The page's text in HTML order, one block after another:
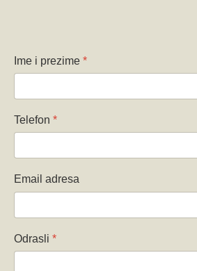
Ime i prezime *
Telefon *
Email adresa
Odrasli *